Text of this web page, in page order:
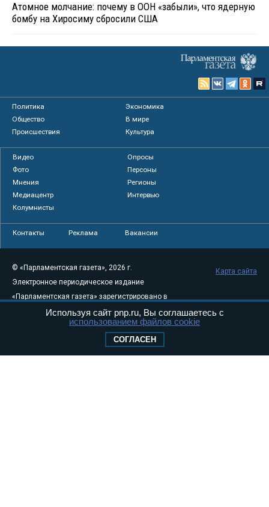
Атомное молчание: почему в ООН «забыли», что ядерную
бомбу на Хиросиму сбросили США
Политика
Экономика
Общество
В мире
Происшествия
Культура
Видео
Опросы
Фото
Персоны
Мнения
Регионы
Медиацентр
Интервью
Колумнисты
Контакты Реклама Вакансии
© «Парламентская газета», 2026 г.
Электронное периодическое издание
«Парламентская газета» зарегистрировано в
Федеральной службе по надзору в сфере
связи, информационных технологий и
массовых коммуникаций (Роскомнадзор) 05
августа 2011 года. 18+
Карта сайта
Используя сайт pnp.ru, Вы соглашаетесь с
использованием файлов cookie
СОГЛАСЕН